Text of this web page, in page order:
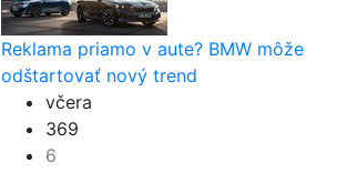
Reklama priamo v aute? BMW môže
odštartovať nový trend
včera
369
6